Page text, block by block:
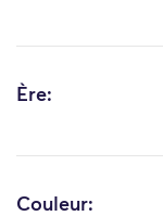
Ère:
Couleur: